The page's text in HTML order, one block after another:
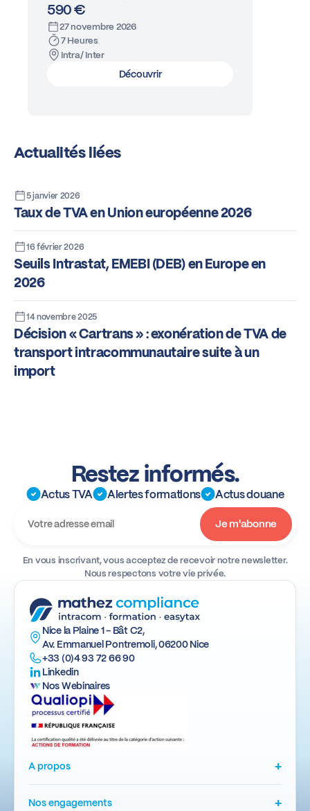
590 €
27 novembre 2026
7 Heures
Intra/ Inter
Découvrir
Actualités liées
5 janvier 2026
Taux de TVA en Union européenne 2026
16 février 2026
Seuils Intrastat, EMEBI (DEB) en Europe en
2026
14 novembre 2025
Décision « Cartrans » : exonération de TVA de
transport intracommunautaire suite à un
import
Restez informés.
Actus TVA Alertes formations Actus douane
En vous inscrivant, vous acceptez de recevoir notre newsletter.
Nous respectons votre vie privée.
Nice la Plaine 1 - Bât C2,
Av. Emmanuel Pontremoli, 06200 Nice
+33 (0)4 93 72 66 90
Linkedin
Nos Webinaires
A propos +
Nos engagements +